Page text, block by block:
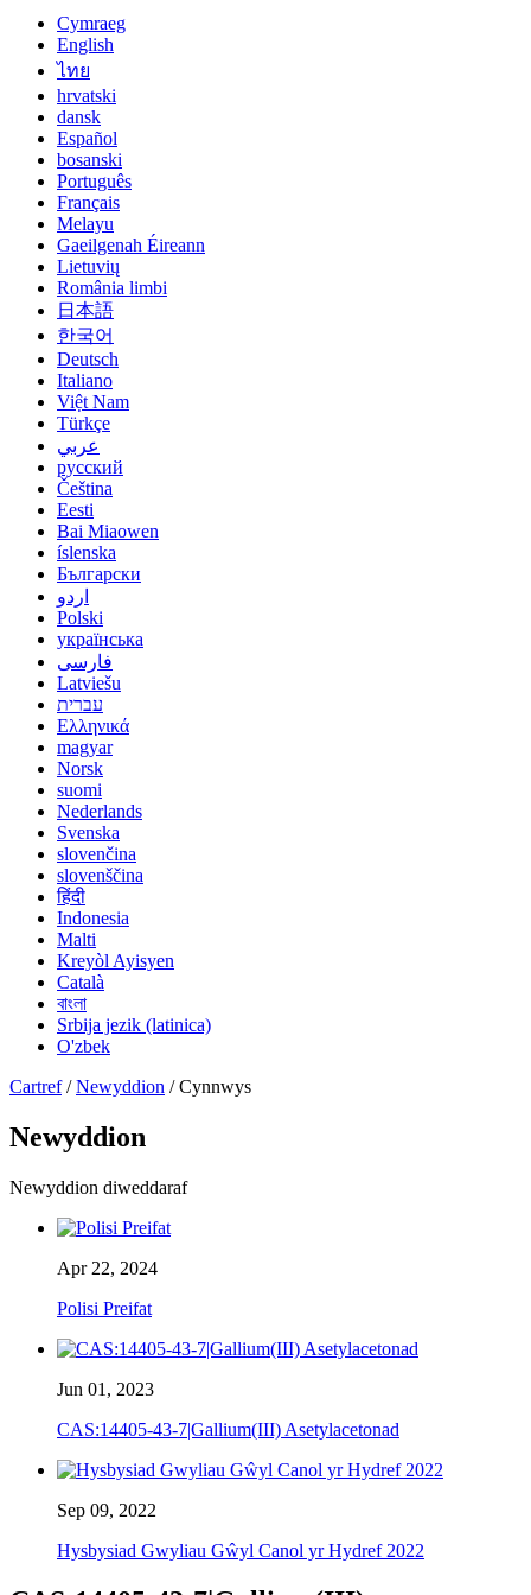
Cymraeg
English
ไทย
hrvatski
dansk
Español
bosanski
Português
Français
Melayu
Gaeilgenah Éireann
Lietuvių
România limbi
日本語
한국어
Deutsch
Italiano
Việt Nam
Türkçe
عربي
русский
Čeština
Eesti
Bai Miaowen
íslenska
Български
اردو
Polski
українська
فارسی
Latviešu
עברית
Ελληνικά
magyar
Norsk
suomi
Nederlands
Svenska
slovenčina
slovenščina
हिंदी
Indonesia
Malti
Kreyòl Ayisyen
Català
বাংলা
Srbija jezik (latinica)
O'zbek
Cartref/Newyddion / Cynnwys
Newyddion
Newyddion diweddaraf
Apr 22, 2024
Polisi Preifat
Jun 01, 2023
CAS:14405-43-7|Gallium(III) Asetylacetonad
Sep 09, 2022
Hysbysiad Gwyliau Gŵyl Canol yr Hydref 2022